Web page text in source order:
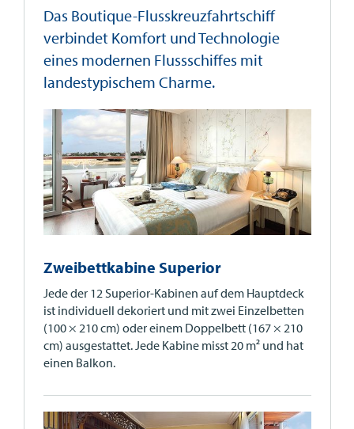
Das Boutique-Flusskreuzfahrtschiff
verbindet Komfort und Technologie
eines modernen Flussschiffes mit
landestypischem Charme.
Zweibettkabine Superior
Jede der 12 Superior-Kabinen auf dem Hauptdeck
ist individuell dekoriert und mit zwei Einzelbetten
(100 × 210 cm) oder einem Doppelbett (167 × 210
cm) ausgestattet. Jede Kabine misst 20 m² und hat
einen Balkon.